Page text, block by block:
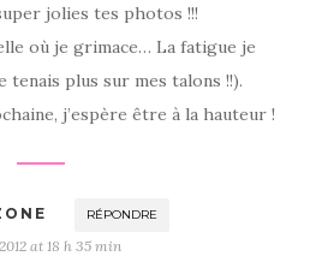
jolies tes photos !!!
où je grimace… La fatigue je
tenais plus sur mes talons !!).
j’espère être à la hauteur !
RÉPONDRE
at 18 h 35 min